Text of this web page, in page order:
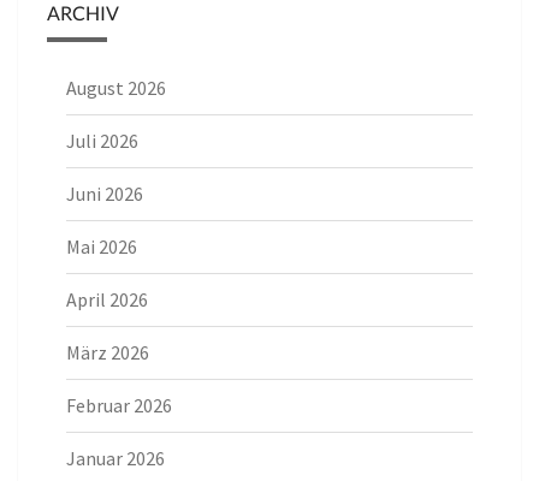
ARCHIV
August 2026
Juli 2026
Juni 2026
Mai 2026
April 2026
März 2026
Februar 2026
Januar 2026